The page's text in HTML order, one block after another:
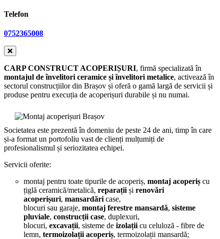
Telefon
0752365008
CARP CONSTRUCT ACOPERIȘURI, firmă specializată în
montajul de învelitori ceramice și învelitori metalice, activează în
sectorul construcțiilor din Brașov și oferă o gamă largă de servicii și
produse pentru execuția de acoperișuri durabile și nu numai.
Societatea este prezentă în domeniu de peste 24 de ani, timp în care
și-a format un portofoliu vast de clienți mulțumiți de
profesionalismul și seriozitatea echipei.
Servicii oferite:
montaj pentru toate tipurile de acoperiș, montaj acoperiș cu
țiglă ceramică/metalică, reparații și renovări
acoperișuri, mansardări case,
blocuri sau garaje, montaj ferestre mansardă, sisteme
pluviale, construcții case, duplexuri,
blocuri, excavații, sisteme de izolații cu celuloză - fibre de
lemn, termoizolații acoperiș, termoizolații mansardă;